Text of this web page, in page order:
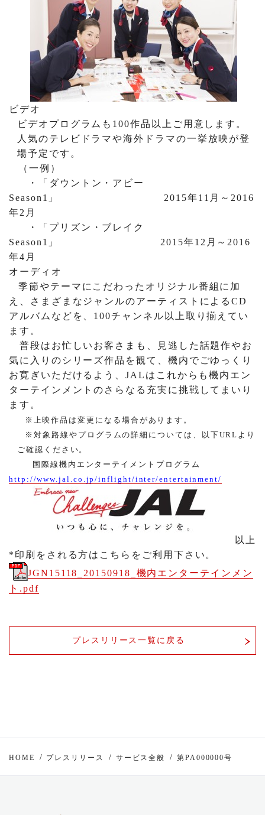
ビデオ
ビデオプログラムも 100作品以上ご用意します。
人気のテレビドラマや海外ドラマの一挙放映が登
場予定です。
（一例）
・「ダウントン・アビー
Season1 」 2015年11 月～ 2016
年2 月
・「プリズン・ブレイク
Season1 」 2015年12 月～ 2016
年4 月
オーディオ
季節やテーマにこだわったオリジナル番組に加
え、さまざまなジャンルのアーティストによるCD
アルバムなどを、 100チャンネル以上取り揃えてい
ます。
普段はお忙しいお客さまも、見逃した話題作やお
気に入りのシリーズ作品を観て、機内でごゆっくり
お寛ぎいただけるよう、JAL はこれからも機内エン
ターテインメントのさらなる充実に挑戦してまいり
ます。
※上映作品は変更になる場合があります。
※対象路線やプログラムの詳細については、以下URL より
ご確認ください。
国際線機内エンターテイメントプログラム
http://www.jal.co.jp/inflight/inter/entertainment/
以上
*印刷をされる方はこちらをご利用下さい。
JGN15118_20150918_機内エンターテインメン
ト.pdf
プレスリリース一覧に戻る
HOME プレスリリース サービス全般 第PA000000号